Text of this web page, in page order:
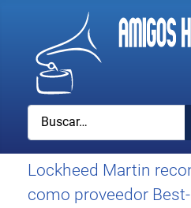
Buscar
Lockheed Martin
como proveedor